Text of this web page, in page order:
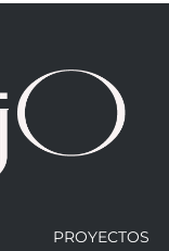
PROYECTOS